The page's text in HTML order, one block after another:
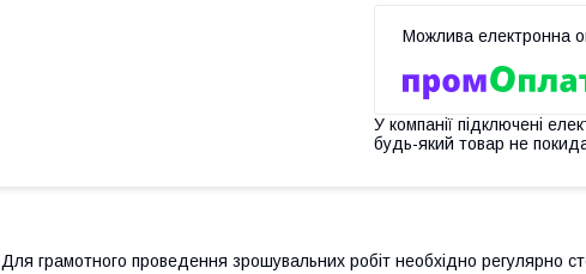
У компанії підключені
будь-який товар не
Для грамотного проведення зрошувальних робіт необхідно регулярно